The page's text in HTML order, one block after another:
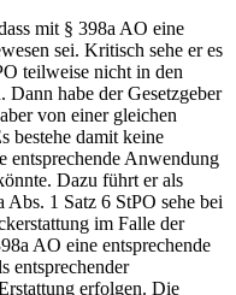
mit § 398a AO eine
sei. Kritisch sehe er es
teilweise nicht in den
habe der Gesetzgeber
von einer gleichen
bestehe damit keine
entsprechende Anwendung
Dazu führt er als
1 Satz 6 StPO sehe bei
im Falle der
AO eine entsprechende
entsprechender
erfolgen. Die